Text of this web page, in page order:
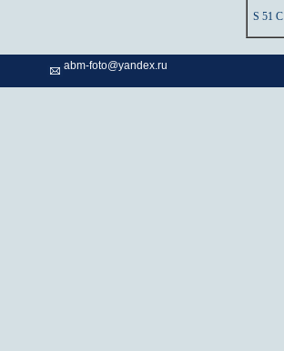
S 51 C
abm-foto@yandex.ru